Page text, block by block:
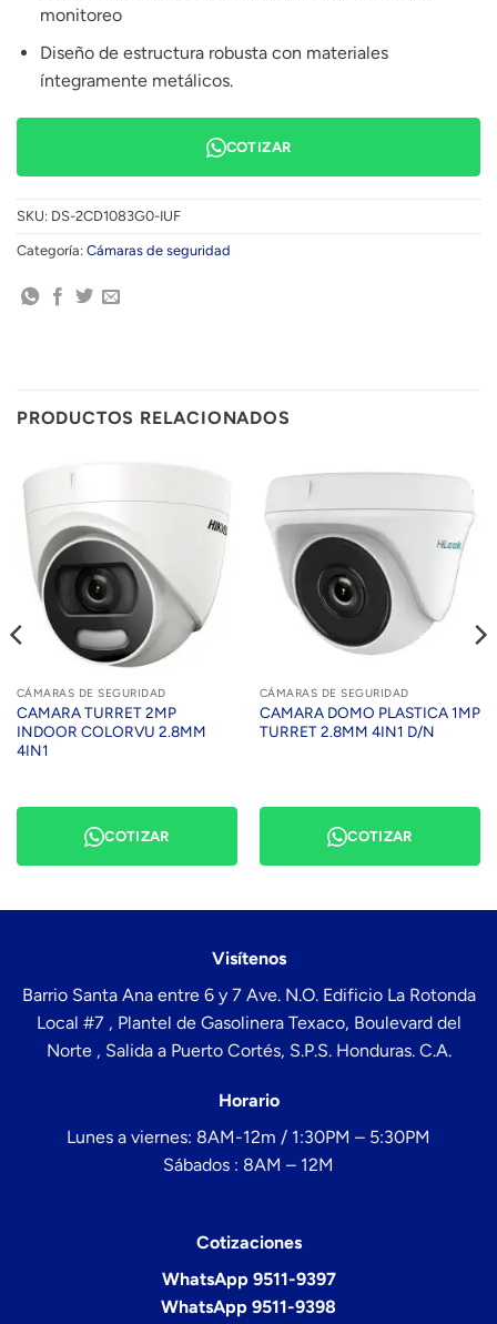
monitoreo
Diseño de estructura robusta con materiales
íntegramente metálicos.
COTIZAR
SKU: DS-2CD1083G0-IUF
Categoría: Cámaras de seguridad
PRODUCTOS RELACIONADOS
CÁMARAS DE SEGURIDAD
CAMARA TURRET 2MP
INDOOR COLORVU 2.8MM
4IN1
COTIZAR
CÁMARAS DE SEGURIDAD
CAMARA DOMO PLASTICA 1MP
TURRET 2.8MM 4IN1 D/N
COTIZAR
Visítenos
Barrio Santa Ana entre 6 y 7 Ave. N.O. Edificio La Rotonda
Local #7 , Plantel de Gasolinera Texaco, Boulevard del
Norte , Salida a Puerto Cortés, S.P.S. Honduras. C.A.
Horario
Lunes a viernes: 8AM-12m / 1:30PM – 5:30PM
Sábados : 8AM – 12M
Cotizaciones
WhatsApp 9511-9397
WhatsApp 9511-9398